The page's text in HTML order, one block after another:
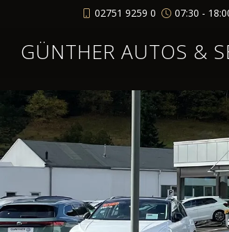
02751 9259 0 07:30 -
GÜNTHER AUTOS &